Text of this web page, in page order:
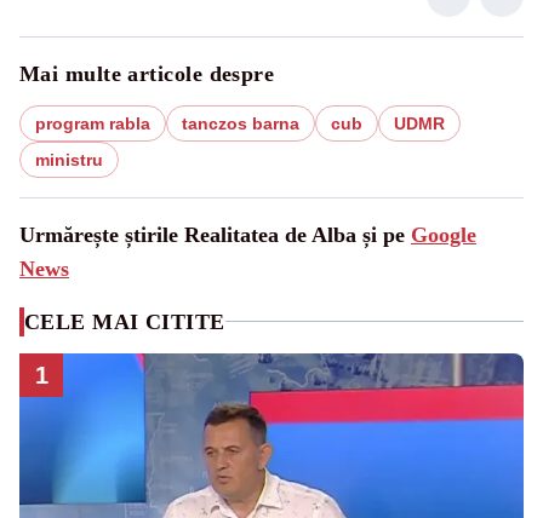
Mai multe articole despre
program rabla tanczos barna cub
UDMR
ministru
Urmărește știrile Realitatea de Alba și pe Google
News
CELE MAI CITITE
1